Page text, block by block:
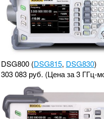
DSG800 (DSG815, DSG830)
303 083 руб. (Цена за 3 ГГц-